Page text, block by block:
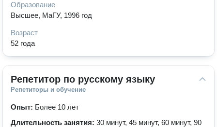
Образование
Высшее, МаГУ, 1996 год
Возраст
52 года
Репетитор по русскому языку
Репетиторы и обучение
Опыт: Более 10 лет
Длительность занятия: 30 минут, 45 минут, 60 минут, 90